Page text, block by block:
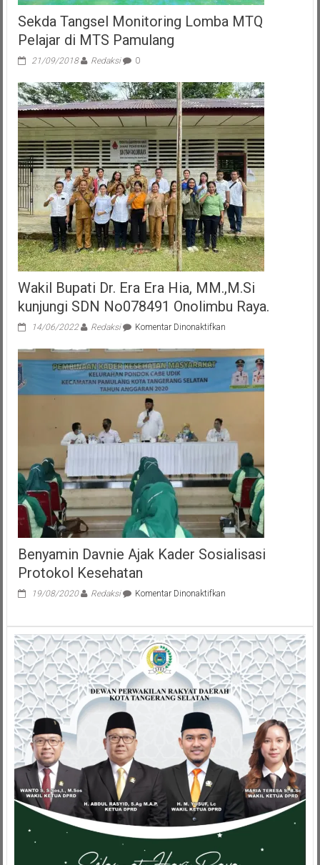
Sekda Tangsel Monitoring Lomba MTQ
Pelajar di MTS Pamulang
21/09/2018 Redaksi 0
Wakil Bupati Dr. Era Era Hia, MM.,M.Si
kunjungi SDN No078491 Onolimbu Raya.
14/06/2022 Redaksi Komentar Dinonaktifkanpada
Bupati
Era
Era
kunjungi
SDN
No078491
Onolimbu
Raya.
Benyamin Davnie Ajak Kader Sosialisasi
Protokol Kesehatan
19/08/2020 Redaksi Komentar Dinonaktifkanpada
Kader
Sosialisasi
Protokol
Kesehatan